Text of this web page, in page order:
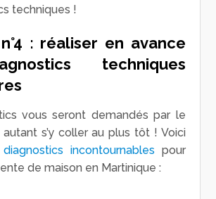
techniques !
: réaliser en avance
techniques
vous seront demandés par le
s’y coller au plus tôt ! Voici
diagnostics incontournables pour
de maison en Martinique :